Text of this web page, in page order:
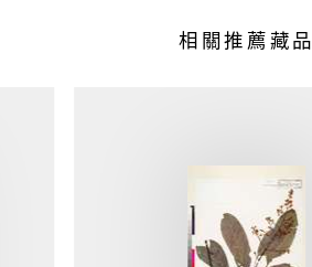
相關推薦藏品